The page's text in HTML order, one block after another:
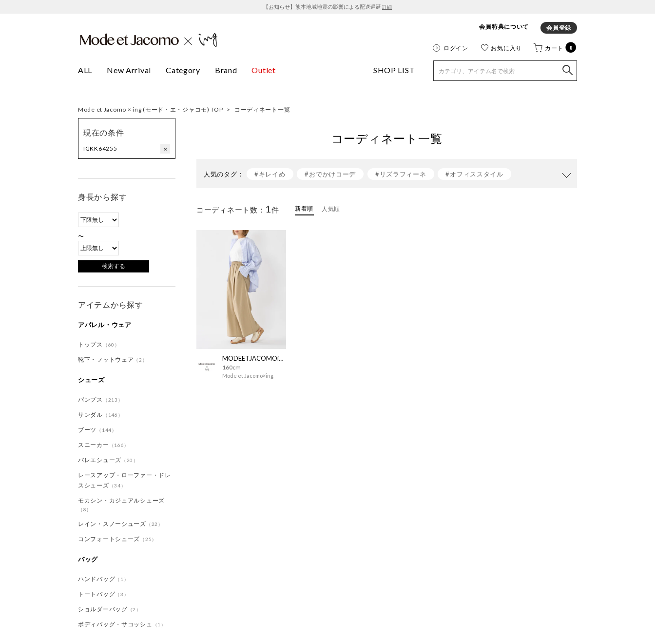
【お知らせ】熊本地域地震の影響による配送遅延 詳細
会員特典について 会員登録
ログイン お気に入り カート 0
ALL New Arrival Category Brand Outlet SHOP LIST
Mode et Jacomo × ing (モード・エ・ジャコモ) TOP > コーディネート一覧
現在の条件
IGKK64255 ×
身長から探す
〜
アイテムから探す
アパレル・ウェア
トップス （60）
靴下・フットウェア （2）
シューズ
パンプス （213）
サンダル （146）
ブーツ （144）
スニーカー （166）
バレエシューズ （20）
レースアップ・ローファー・ドレ
スシューズ （34）
モカシン・カジュアルシューズ
（8）
レイン・スノーシューズ （22）
コンフォートシューズ （25）
バッグ
ハンドバッグ （1）
トートバッグ （3）
ショルダーバッグ （2）
ボディバッグ・サコッシュ （1）
コーディネート一覧
人気のタグ： #キレイめ #おでかけコーデ #リズラフィーネ
#オフィススタイル
コーディネート数： 1件 新着順 人気順
MODEETJACOMOingSTAFF
160cm
Mode et Jacomo×ing